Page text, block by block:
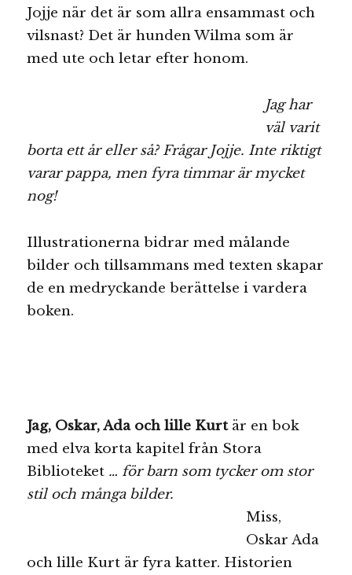
Jojje när det är som allra ensammast och
vilsnast? Det är hunden Wilma som är
med ute och letar efter honom.
Jag har
väl varit
borta ett år eller så? Frågar Jojje. Inte riktigt
varar pappa, men fyra timmar är mycket
nog!
Illustrationerna bidrar med målande
bilder och tillsammans med texten skapar
de en medryckande berättelse i vardera
boken.
Jag, Oskar, Ada och lille Kurt är en bok
med elva korta kapitel från Stora
Biblioteket … för barn som tycker om stor
stil och många bilder.
Miss,
Oskar Ada
och lille Kurt är fyra katter. Historien